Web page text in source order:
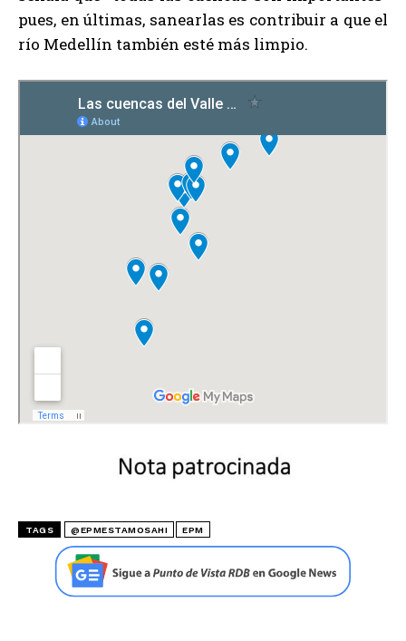
pues, en últimas, sanearlas es contribuir a que el
río Medellín también esté más limpio.
TAGS @EPMESTAMOSAHI EPM